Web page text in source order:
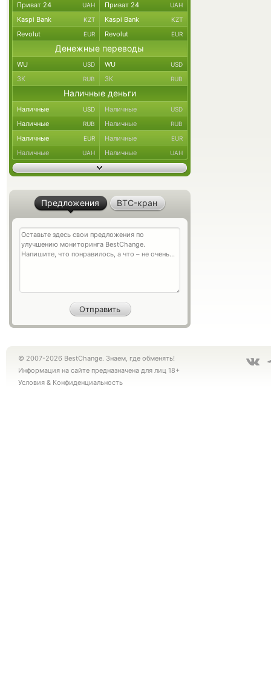
Приват 24 UAH Приват 24 UAH
Kaspi Bank KZT Kaspi Bank KZT
Revolut EUR Revolut EUR
Денежные переводы
WU USD WU USD
ЗК RUB ЗК RUB
Наличные деньги
Наличные USD Наличные USD
Наличные RUB Наличные RUB
Наличные EUR Наличные EUR
Наличные UAH Наличные UAH
Предложения BTC-кран
© 2007-2026 BestChange. Знаем, где обменять!
Информация на сайте предназначена для лиц 18+
Условия & Конфиденциальность